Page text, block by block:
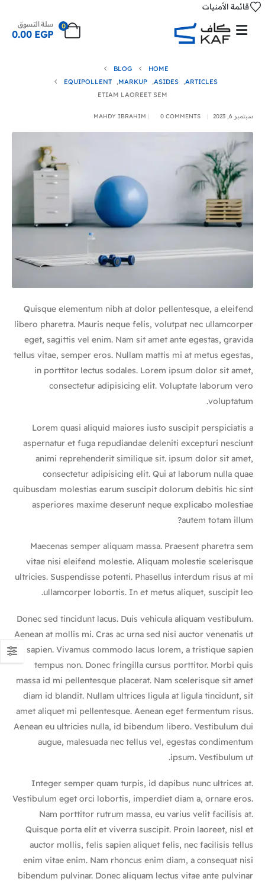
قائمة الأمنيات
0 سلة التسوق
0.00 EGP
HOME
BLOG
ARTICLES
,
ASIDES
,
MARKUP
,
EQUIPOLLENT
ETIAM LAOREET SEM
سبتمبر 6, 2023 MAHDY IBRAHIM 0 COMMENTS
Quisque elementum nibh at dolor pellentesque, a eleifend
libero pharetra. Mauris neque felis, volutpat nec ullamcorper
eget, sagittis vel enim. Nam sit amet ante egestas, gravida
tellus vitae, semper eros. Nullam mattis mi at metus egestas,
in porttitor lectus sodales. Lorem ipsum dolor sit amet,
consectetur adipisicing elit. Voluptate laborum vero
voluptatum.
Lorem quasi aliquid maiores iusto suscipit perspiciatis a
aspernatur et fuga repudiandae deleniti excepturi nesciunt
animi reprehenderit similique sit. ipsum dolor sit amet,
consectetur adipisicing elit. Qui at laborum nulla quae
quibusdam molestias earum suscipit dolorum debitis hic sint
asperiores maxime deserunt neque explicabo molestiae
autem totam illum?
Maecenas semper aliquam massa. Praesent pharetra sem
vitae nisi eleifend molestie. Aliquam molestie scelerisque
ultricies. Suspendisse potenti. Phasellus interdum risus at mi
ullamcorper lobortis. In et metus aliquet, suscipit leo.
Donec sed tincidunt lacus. Duis vehicula aliquam vestibulum.
Aenean at mollis mi. Cras ac urna sed nisi auctor venenatis ut
id sapien. Vivamus commodo lacus lorem, a tristique sapien
tempus non. Donec fringilla cursus porttitor. Morbi quis
massa id mi pellentesque placerat. Nam scelerisque sit amet
diam id blandit. Nullam ultrices ligula at ligula tincidunt, sit
amet aliquet mi pellentesque. Aenean eget fermentum risus.
Aenean eu ultricies nulla, id bibendum libero. Vestibulum dui
augue, malesuada nec tellus vel, egestas condimentum
ipsum. Vestibulum ut.
Integer semper quam turpis, id dapibus nunc ultrices at.
Vestibulum eget orci lobortis, imperdiet diam a, ornare eros.
Nam porttitor rutrum massa, eu varius velit facilisis at.
Quisque porta elit et viverra suscipit. Proin laoreet, nisl et
auctor mollis, felis sapien aliquet felis, nec facilisis tellus
enim vitae enim. Nam rhoncus enim diam, a consequat nisi
bibendum pulvinar. Donec aliquam lectus vitae ante pulvinar